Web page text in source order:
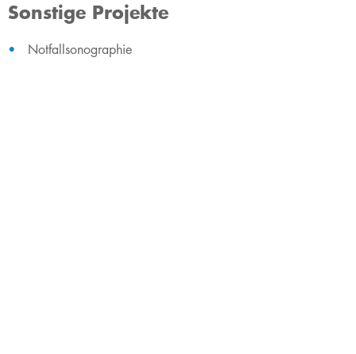
Sonstige Projekte
Notfallsonographie